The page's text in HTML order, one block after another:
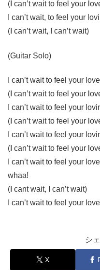
(I can’t wait to feel your
I can’t wait, to feel your
(I can’t wait, I can’t wait)
(Guitar Solo)
I can’t wait to feel your
(I can’t wait to feel your
I can’t wait to feel your
(I can’t wait to feel your
I can’t wait to feel your
(I can’t wait to feel your
I can’t wait to feel your
whaa!
(I cant wait, I can’t wait)
I can’t wait to feel your
シ
X